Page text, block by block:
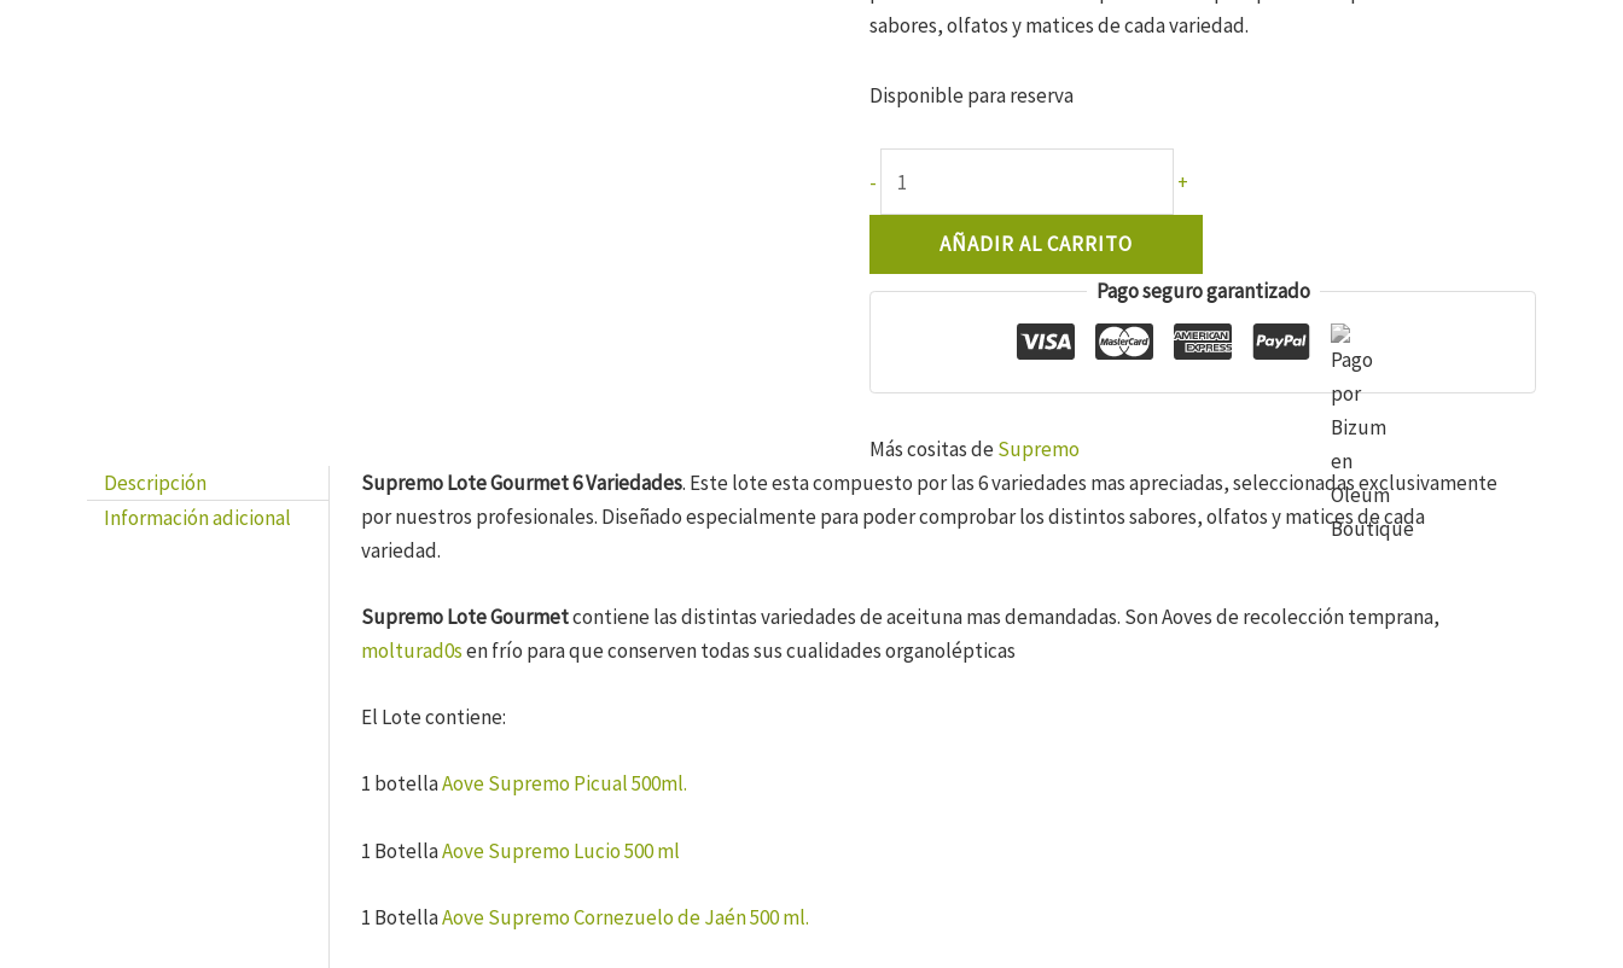
sabores, olfatos y matices de cada variedad.
Disponible para reserva
-
Lote
Gourmet
Variedades
+
AÑADIR AL CARRITO
Pago seguro garantizado
Más cositas deSupremo
Descripción
Información adicional
Supremo Lote Gourmet 6 Variedades. Este lote esta compuesto por las 6 variedades mas apreciadas, seleccionadas exclusivamente
por nuestros profesionales. Diseñado especialmente para poder comprobar los distintos sabores, olfatos y matices de cada
variedad.
Supremo Lote Gourmetcontiene las distintas variedades de aceituna mas demandadas. Son Aoves de recolección temprana,
molturad0sen frío para que conserven todas sus cualidades organolépticas
El Lote contiene:
1 botellaAove Supremo Picual 500ml.
1 BotellaAove Supremo Lucio 500 ml
1 BotellaAove Supremo Cornezuelo de Jaén 500 ml.